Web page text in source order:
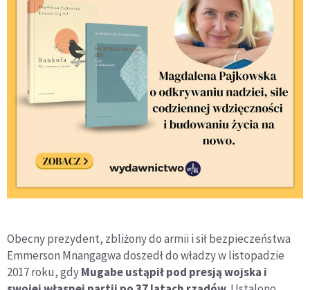
Obecny prezydent, zbliżony do armii i sił bezpieczeństwa
Emmerson Mnangagwa doszedł do władzy w listopadzie
2017 roku, gdyMugabe ustąpił pod presją wojska i